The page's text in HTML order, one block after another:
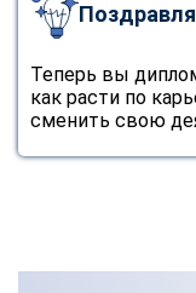
Теперь вы
как расти по
сменить свою